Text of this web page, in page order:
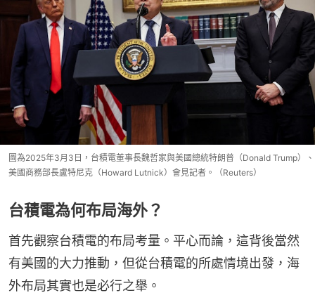
圖為2025年3月3日，台積電董事長魏哲家與美國總統特朗普（Donald Trump）、
美國商務部長盧特尼克（Howard Lutnick）會見記者。（Reuters）
台積電為何布局海外？
首先觀察台積電的布局考量。平心而論，這背後當然
有美國的大力推動，但從台積電的所處情境出發，海
外布局其實也是必行之舉。